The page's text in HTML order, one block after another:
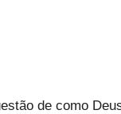
de como